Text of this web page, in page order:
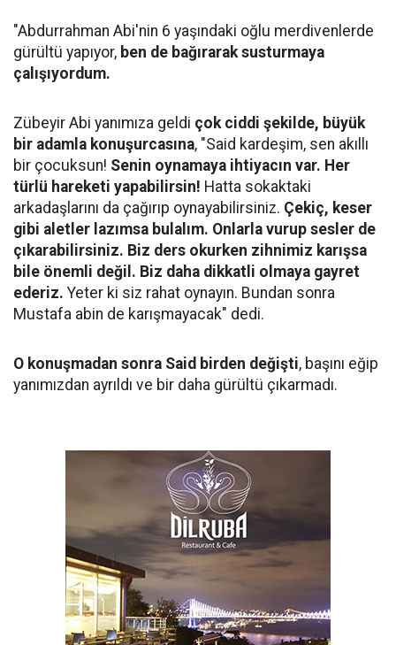
"Abdurrahman Abi'nin 6 yaşındaki oğlu merdivenlerde
gürültü yapıyor, ben de bağırarak susturmaya
çalışıyordum.
Zübeyir Abi yanımıza geldi çok ciddi şekilde, büyük
bir adamla konuşurcasına, "Said kardeşim, sen akıllı
bir çocuksun! Senin oynamaya ihtiyacın var. Her
türlü hareketi yapabilirsin! Hatta sokaktaki
arkadaşlarını da çağırıp oynayabilirsiniz. Çekiç, keser
gibi aletler lazımsa bulalım. Onlarla vurup sesler de
çıkarabilirsiniz. Biz ders okurken zihnimiz karışsa
bile önemli değil. Biz daha dikkatli olmaya gayret
ederiz. Yeter ki siz rahat oynayın. Bundan sonra
Mustafa abin de karışmayacak" dedi.
O konuşmadan sonra Said birden değişti, başını eğip
yanımızdan ayrıldı ve bir daha gürültü çıkarmadı.